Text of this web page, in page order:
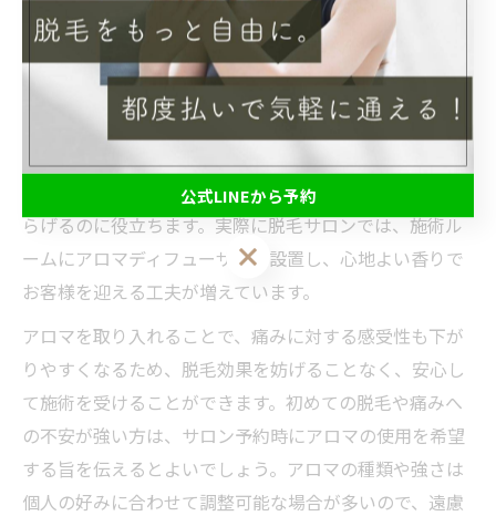
脱毛で感じる不安をアロマで和らげるコツ
脱毛施術中に多くの方が感じる不安や緊張は、アロマの
香りを活用することで大きく軽減できます。特にラベン
心身を落ち着かせる効果が期待でき、施術前の緊張を和
らげるのに役立ちます。実際に脱毛サロンでは、施術ル
ームにアロマディフューザーを設置し、心地よい香りで
お客様を迎える工夫が増えています。
アロマを取り入れることで、痛みに対する感受性も下が
りやすくなるため、脱毛効果を妨げることなく、安心し
て施術を受けることができます。初めての脱毛や痛みへ
の不安が強い方は、サロン予約時にアロマの使用を希望
する旨を伝えるとよいでしょう。アロマの種類や強さは
個人の好みに合わせて調整可能な場合が多いので、遠慮
公式LINEから予約
公式LINEから予約